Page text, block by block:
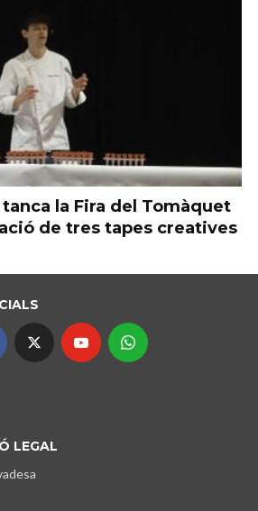
la Fira del Tomàquet
de tres tapes creatives
LEGAL